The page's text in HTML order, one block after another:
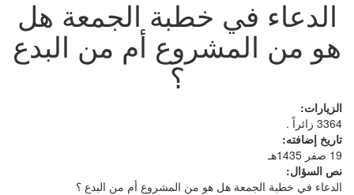
الدعاء في خطبة الجمعة هل
هو من المشروع أم من البدع
؟
الزيارات:
3364 زائراً .
تاريخ إضافته:
19 صفر 1435هـ
نص السؤال:
الدعاء في خطبة الجمعة هل هو من المشروع أم من البدع ؟